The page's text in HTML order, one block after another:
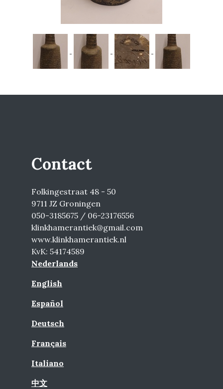
Contact
Folkingestraat 48 - 50
9711 JZ Groningen
050-3185675 / 06-23176556
klinkhamerantiek@gmail.com
www.klinkhamerantiek.nl
KvK: 54174589
Nederlands
English
Español
Deutsch
Français
Italiano
中文